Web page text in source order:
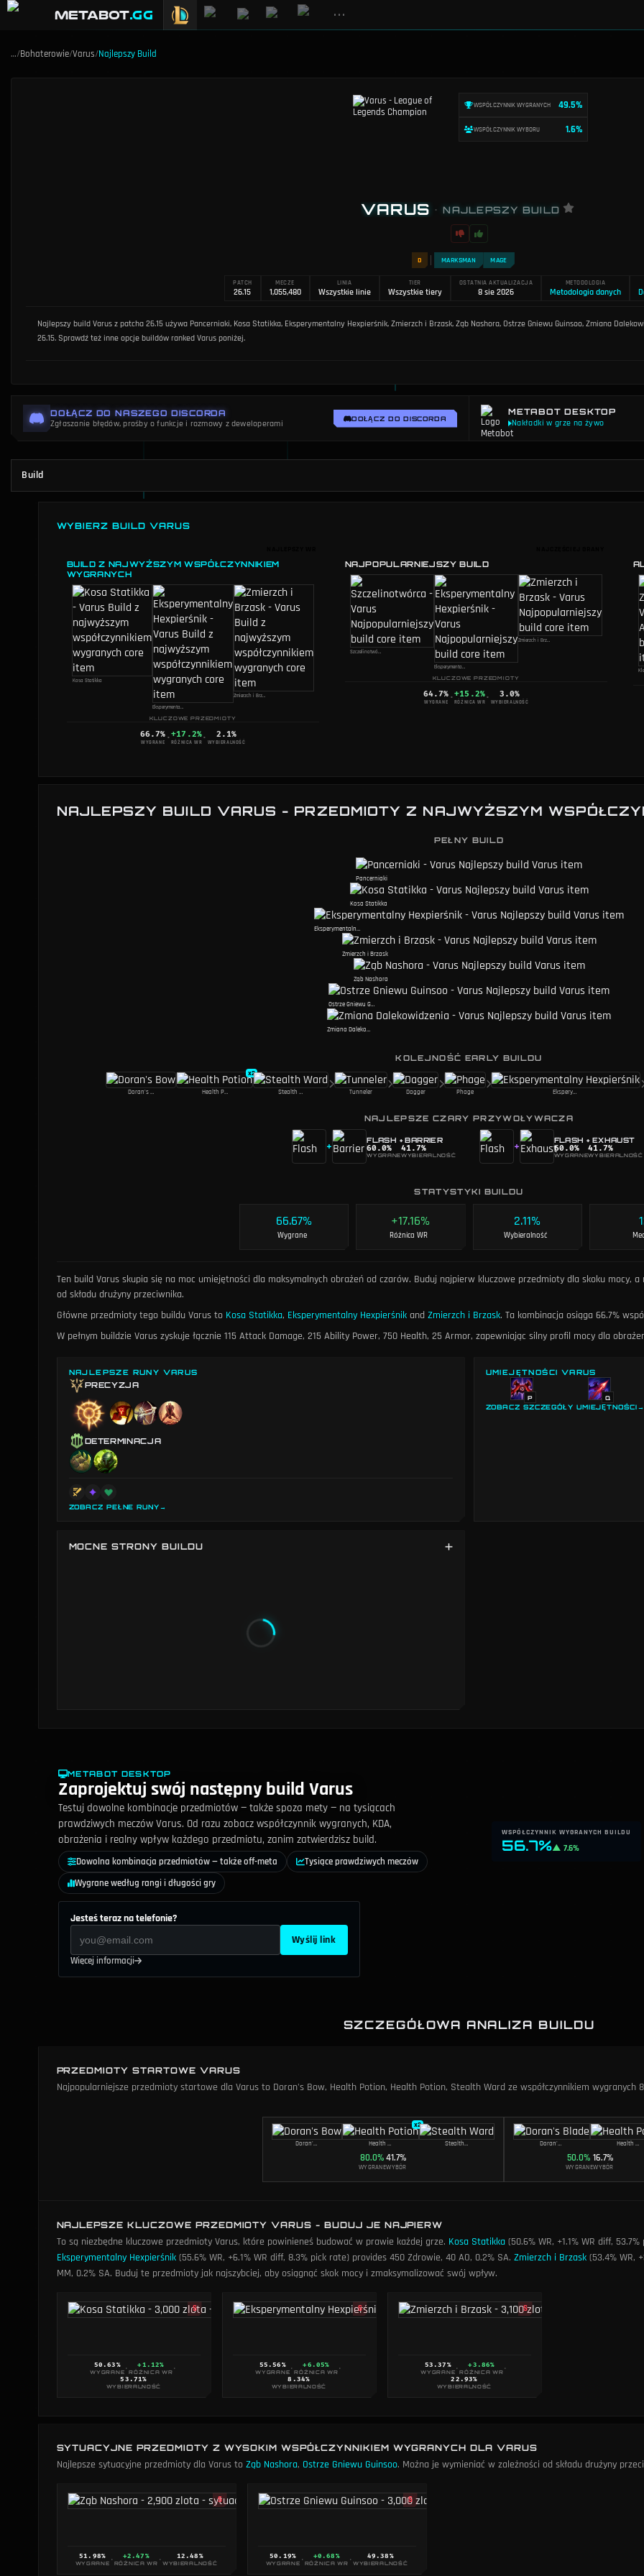
METABOT.gg •••
…/Bohaterowie/Varus/Najlepszy Build
WSPÓŁCZYNNIK WYGRANYCH 49.5%
WSPÓŁCZYNNIK WYBORU 1.6%
VARUS • NAJLEPSZY BUILD
D MARKSMAN MAGE
PATCH
26.15
MECZE
1,055,480
LINIA
Wszystkie linie
TIER
Wszystkie tiery
OSTATNIA AKTUALIZACJA
8 sie 2026
METODOLOGIA
Metodologia danych
Najlepszy build Varus z patcha 26.15 używa Pancerniaki, Kosa Statikka, Eksperymentalny Hexpierśnik, Zmierzch i Brzask, Ząb Nashora, Ostrze Gniewu Guinsoo, Zmiana
26.15. Sprawdź też inne opcje buildów ranked Varus poniżej.
DOŁĄCZ DO NASZEGO DISCORDA
Zgłaszanie błędów, prośby o funkcje i rozmowy z deweloperami
DOŁĄCZ DO DISCORDA
METABOT DESKTOP
Build
WYBIERZ BUILD VARUS
BUILD Z NAJWYŻSZYM WSPÓŁCZYNNIKIEM
WYGRANYCH
Kosa Statikka
Eksperymentalny Hexpierśnik
Zmierzch i Brzask
KLUCZOWE PRZEDMIOTY
66.7%
WYGRANE ·+17.2%
RÓŻNICA WR · 2.1%
WYBIERALNOŚĆ
NAJPOPULARNIEJSZY BUILD
Szczelinotwórca
Eksperymentalny Hexpierśnik
Zmierzch i Brzask
KLUCZOWE PRZEDMIOTY
64.7%
WYGRANE ·+15.2%
RÓŻNICA WR · 3.0%
WYBIERALNOŚĆ
NAJLEPSZY BUILD VARUS - PRZEDMIOTY Z NAJWYŻSZYM
PEŁNY BUILD
Pancerniaki
Kosa Statikka
Eksperymentalny Hexpierśnik
Zmierzch i Brzask
Ząb Nashora
Ostrze Gniewu Guinsoo
Zmiana Dalekowidzenia
KOLEJNOŚĆ EARLY BUILDU
Doran's Bow
x2
Health Potion Stealth Ward Tunneler Dagger Phage Eksperymentalny Hexpierśnik
NAJLEPSZE CZARY PRZYWOŁYWACZA
+
FLASH +BARRIER
60.0%
WYGRANE
41.7%
WYBIERALNOŚĆ
+
FLASH + EXHAUST
60.0%
WYGRANE
41.7%
WYBIERALNOŚĆ
STATYSTYKI BUILDU
66.67%
Wygrane
+17.16%
Różnica WR
2.11%
Wybieralność
Ten build Varus skupia się na moc umiejętności dla maksymalnych obrażeń od czarów. Buduj najpierw kluczowe przedmioty dla skoku mocy,
od składu drużyny przeciwnika.
Główne przedmioty tego buildu Varus to Kosa Statikka, Eksperymentalny Hexpierśnikand Zmierzch i Brzask. Ta kombinacja osiąga 66.7%
W pełnym buildzie Varus zyskuje łącznie 115 Attack Damage, 215 Ability Power, 750 Health, 25 Armor, zapewniając silny profil mocy dla
NAJLEPSZE RUNY VARUS
PRECYZJA
DETERMINACJA
ZOBACZ PEŁNE RUNY→
UMIEJĘTNOŚCI VARUS
P Q
ZOBACZ SZCZEGÓŁY UMIEJĘTNOŚCI→
MOCNE STRONY BUILDU
METABOT DESKTOP
Zaprojektuj swój następny build Varus
Testuj dowolne kombinacje przedmiotów — także spoza mety — na tysiącach
prawdziwych meczów Varus. Od razu zobacz współczynnik wygranych, KDA,
obrażenia i realny wpływ każdego przedmiotu, zanim zatwierdzisz build.
Dowolna kombinacja przedmiotów — także off-meta
Tysiące prawdziwych meczów
Wygrane według rangi i długości gry
Jesteś teraz na telefonie?
Wyślij link
Więcej informacji
WSPÓŁCZYNNIK WYGRANYCH BUILDU
56.7%▲ 7.6%
SZCZEGÓŁOWA ANALIZA BUILDU
PRZEDMIOTY STARTOWE VARUS
Najpopularniejsze przedmioty startowe dla Varus to Doran's Bow, Health Potion, Health Potion, Stealth Ward ze współczynnikiem wygranych
Doran's Bow
x2
Health Potion Stealth Ward
80.0%
WYGRANE
41.7%
WYBÓR
Doran's Blade Health Potion
50.0%
WYGRANE
16.7%
WYBÓR
NAJLEPSZE KLUCZOWE PRZEDMIOTY VARUS - BUDUJ JE NAJPIERW
To są niezbędne kluczowe przedmioty Varus, które powinieneś budować w prawie każdej grze. Kosa Statikka(50.6% WR, +1.1% WR diff,
Eksperymentalny Hexpierśnik(55.6% WR, +6.1% WR diff, 8.3% pick rate) provides 450 Zdrowie, 40 AO, 0.2% SA. Zmierzch i Brzask(53.4% WR,
MM, 0.2% SA. Buduj te przedmioty jak najszybciej, aby osiągnąć skok mocy i zmaksymalizować swój wpływ.
S Kosa Statikka
50.63%
WYGRANE · +1.12%
RÓŻNICA WR ·
53.71%
WYBIERALNOŚĆ
S
55.56%
WYGRANE · +6.05%
RÓŻNICA WR ·
8.34%
WYBIERALNOŚĆ
S
53.37%
WYGRANE · +3.86%
RÓŻNICA WR ·
22.93%
WYBIERALNOŚĆ
SYTUACYJNE PRZEDMIOTY Z WYSOKIM WSPÓŁCZYNNIKIEM WYGRANYCH DLA VARUS
Najlepsze sytuacyjne przedmioty dla Varus to Ząb Nashora, Ostrze Gniewu Guinsoo. Można je wymieniać w zależności od składu drużyny
S Ząb Nashora
51.98%
WYGRANE · +2.47%
RÓŻNICA WR · 12.48%
WYBIERALNOŚĆ
S
50.19%
WYGRANE · +0.68%
RÓŻNICA WR · 49.38%
WYBIERALNOŚĆ